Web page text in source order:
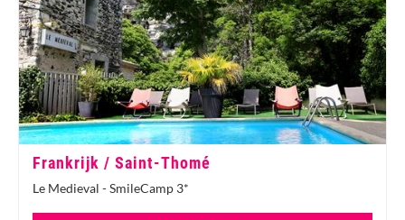
Frankrijk / Saint-Thomé
Le Medieval - SmileCamp 3*